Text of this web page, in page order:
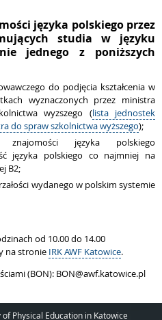
języka polskiego przez
studia w języku
jednego z poniższych
do podjęcia kształcenia w
wyznaczonych przez ministra
wyzszego (lista jednostek
do spraw szkolnictwa wyższego);
znajomości języka polskiego
języka polskiego co najmniej na
B2;
wydanego w polskim systemie
od 10.00 do 14.00
na stronie IRK AWF Katowice.
(BON): BON@awf.katowice.pl
Physical Education in Katowice